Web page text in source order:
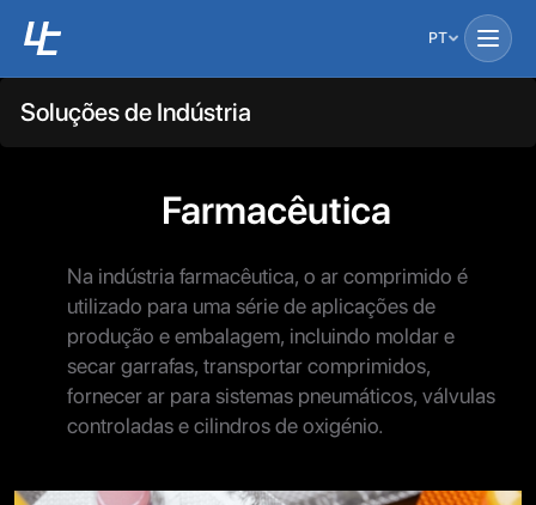
PT
Soluções de Indústria
Farmacêutica
Na indústria farmacêutica, o ar comprimido é
utilizado para uma série de aplicações de
produção e embalagem, incluindo moldar e
secar garrafas, transportar comprimidos,
fornecer ar para sistemas pneumáticos, válvulas
controladas e cilindros de oxigénio.